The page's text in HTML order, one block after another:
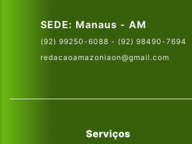
SEDE: Manaus - AM
(92) 99250-6088 - (92) 98490-7694
redacaoamazoniaon@gmail.com
Serviços